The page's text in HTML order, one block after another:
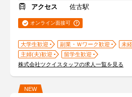
アクセス
佐古駅
オンライン面接可
大学生歓迎 副業・Ｗワーク歓迎
未
主婦(夫)歓迎
留学生歓迎
株式会社ツクイスタッフの求人一覧を見る
NEW